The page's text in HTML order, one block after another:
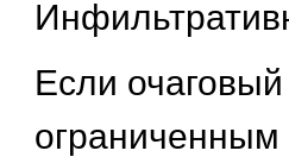
Если очаговый
ограниченным